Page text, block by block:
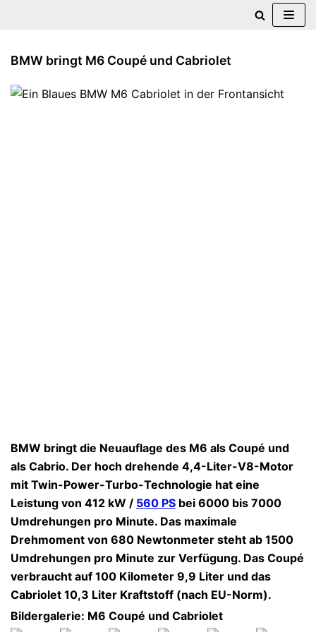
Inhalt
BMW bringt M6 Coupé und Cabriolet
BMW bringt die Neuauflage des M6 als Coupé und
als Cabrio. Der hoch drehende 4,4-Liter-V8-Motor
mit Twin-Power-Turbo-Technologie hat eine
Leistung von 412 kW / 560 PS bei 6000 bis 7000
Umdrehungen pro Minute. Das maximale
Drehmoment von 680 Newtonmeter steht ab 1500
Umdrehungen pro Minute zur Verfügung. Das Coupé
verbraucht auf 100 Kilometer 9,9 Liter und das
Cabriolet 10,3 Liter Kraftstoff (nach EU-Norm).
Bildergalerie: M6 Coupé und Cabriolet